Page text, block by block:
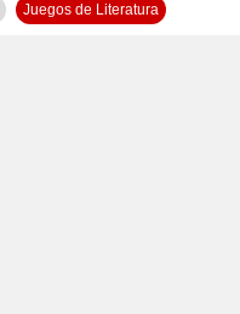
Juegos de Literatura